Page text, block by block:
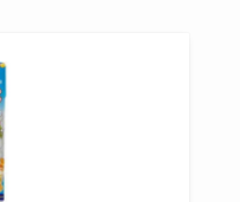
アイスはどこに売って
ンやドンキで買える？コ
の値段はいくら？